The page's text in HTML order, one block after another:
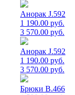
Анорак J.592
1 190.00 руб.
3 570.00 руб.
Анорак J.592
1 190.00 руб.
3 570.00 руб.
Брюки B.466